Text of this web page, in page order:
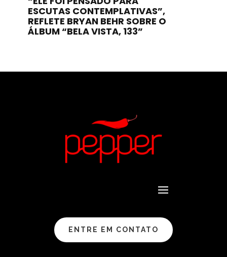
ESCUTAS CONTEMPLATIVAS”,
REFLETE BRYAN BEHR SOBRE O
ÁLBUM “BELA VISTA, 133”
ENTRE EM CONTATO